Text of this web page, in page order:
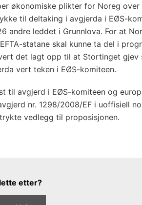
økonomiske plikter for Noreg
til deltaking i avgjerda i EØS-
andre leddet i Grunnlova. For at
statane skal kunne ta del i
det lagt opp til at Stortinget gjev
vert teken i EØS-komiteen.
til avgjerd i EØS-komiteen og
nr. 1298/2008/EF i uoffisiell
vedlegg til proposisjonen.
etter?